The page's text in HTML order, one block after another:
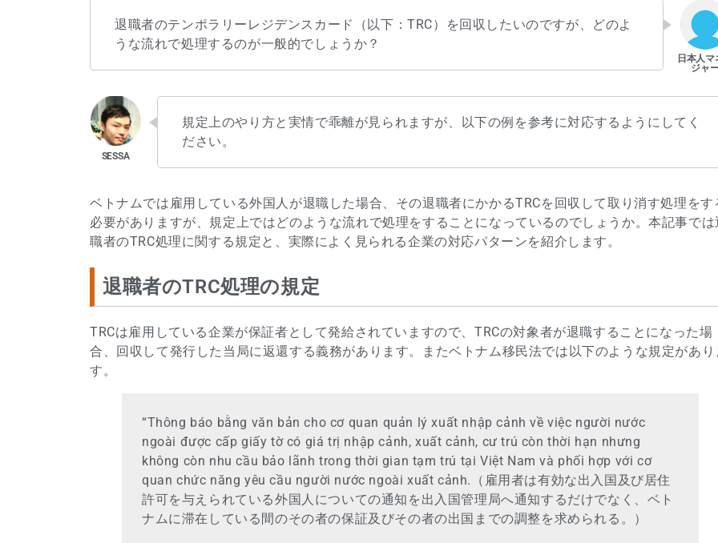
退職者のテンポラリーレジデンスカード（以下：TRC）を回収したいのですが、どのよ
うな流れで処理するのが一般的でしょうか？
規定上のやり方と実情で乖離が見られますが、以下の例を参考に対応するようにしてく
ださい。
ベトナムでは雇用している外国人が退職した場合、その退職者にかかるTRCを回収して取り消す処理をす
必要がありますが、規定上ではどのような流れで処理をすることになっているのでしょうか。本記事では
職者のTRC処理に関する規定と、実際によく見られる企業の対応パターンを紹介します。
退職者のTRC処理の規定
TRCは雇用している企業が保証者として発給されていますので、TRCの対象者が退職することになった場
合、回収して発行した当局に返還する義務があります。またベトナム移民法では以下のような規定があり
す。
“Thông báo bằng văn bản cho cơ quan quản lý xuất nhập cảnh về việc người nước
ngoài được cấp giấy tờ có giá trị nhập cảnh, xuất cảnh, cư trú còn thời hạn nhưng
không còn nhu cầu bảo lãnh trong thời gian tạm trú tại Việt Nam và phối hợp với cơ
quan chức năng yêu cầu người nước ngoài xuất cảnh.（雇用者は有効な出入国及び居住
許可を与えられている外国人についての通知を出入国管理局へ通知するだけでなく、ベト
ナムに滞在している間のその者の保証及びその者の出国までの調整を求められる。）